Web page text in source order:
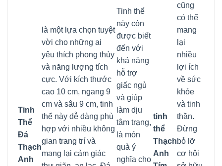
Tinh
Thể
Đá
Thạch
Anh
là một lựa chọn tuyệt
vời cho những ai
yêu thích phong thủy
và năng lượng tích
cực. Với kích thước
cao 10 cm, ngang 9
cm và sâu 9 cm, tinh
thể này dễ dàng phù
hợp với nhiều không
gian trang trí và
mang lại cảm giác
Tinh thể
này còn
được biết
đến với
khả năng
hỗ trợ
giấc ngủ
và giúp
làm dịu
tâm trạng,
là món
quà ý
nghĩa cho
tinh
thể
Thạch
Anh
cũng
có thể
mang
lại
nhiều
lợi ích
về sức
khỏe
và tinh
thần.
Đừng
bỏ lỡ
cơ hội